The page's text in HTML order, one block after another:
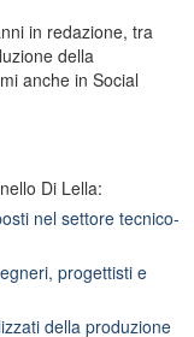
in redazione, tra
della
anche in Social
Di Lella:
nel settore tecnico-
progettisti e
della produzione